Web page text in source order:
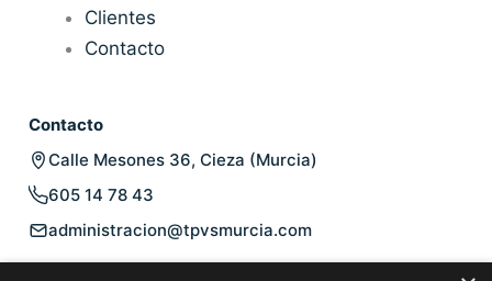
Clientes
Contacto
Contacto
Calle Mesones 36, Cieza (Murcia)
605 14 78 43
administracion@tpvsmurcia.com